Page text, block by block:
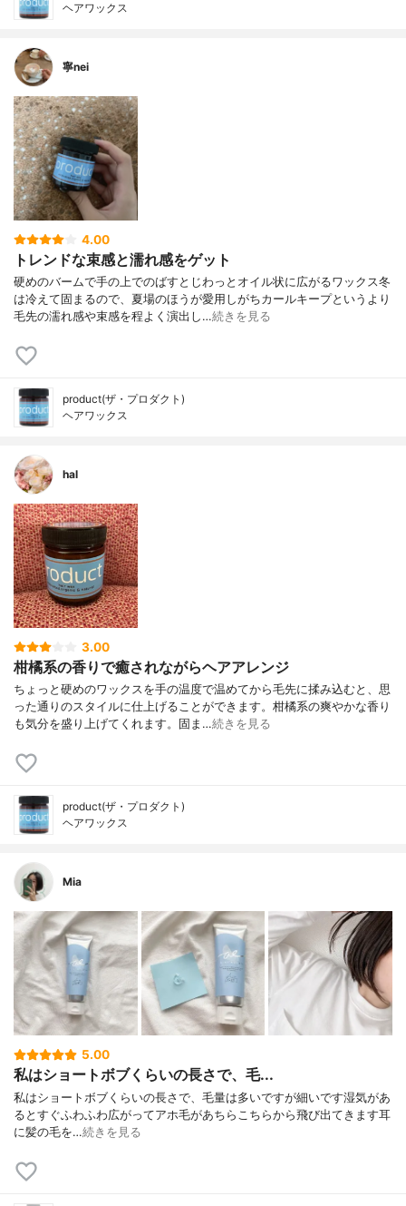
ヘアワックス
寧nei
4.00
トレンドな束感と濡れ感をゲット
硬めのバームで手の上でのばすとじわっとオイル状に広がるワックス冬
は冷えて固まるので、夏場のほうが愛用しがちカールキープというより
毛先の濡れ感や束感を程よく演出し…続きを見る
product(ザ・プロダクト)
ヘアワックス
hal
3.00
柑橘系の香りで癒されながらヘアアレンジ
ちょっと硬めのワックスを手の温度で温めてから毛先に揉み込むと、思
った通りのスタイルに仕上げることができます。柑橘系の爽やかな香り
も気分を盛り上げてくれます。固ま…続きを見る
product(ザ・プロダクト)
ヘアワックス
Mia
5.00
私はショートボブくらいの長さで、毛...
私はショートボブくらいの長さで、毛量は多いですが細いです湿気があ
るとすぐふわふわ広がってアホ毛があちらこちらから飛び出てきます耳
に髪の毛を…続きを見る